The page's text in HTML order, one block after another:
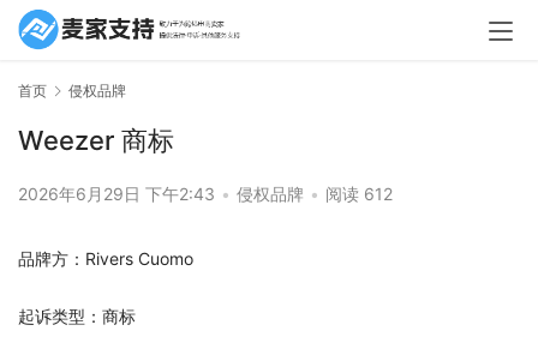
首页 侵权品牌
Weezer 商标
2026年6月29日 下午2:43 • 侵权品牌 • 阅读 612
品牌方：Rivers Cuomo
起诉类型：商标